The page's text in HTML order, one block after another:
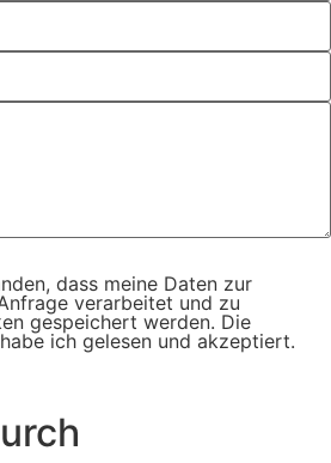
dass meine Daten zur
verarbeitet und zu
gespeichert werden. Die
habe ich gelesen und akzeptiert.